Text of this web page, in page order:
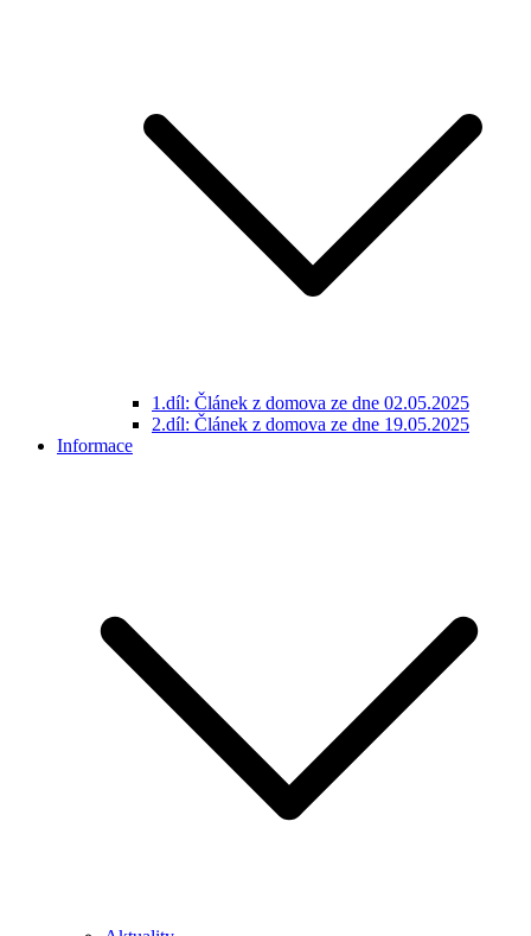
1.díl: Článek z domova ze dne 02.05.2025
2.díl: Článek z domova ze dne 19.05.2025
Informace